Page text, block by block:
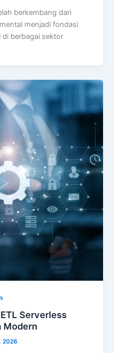
berkembang dari
menjadi fondasi
berbagai sektor
Serverless
Modern
2026